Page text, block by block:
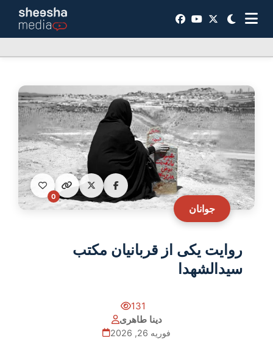
جوانان
0
روایت یکی از قربانیان مکتب
سیدالشهدا
131
دینا طاهری
فوریه 26, 2026